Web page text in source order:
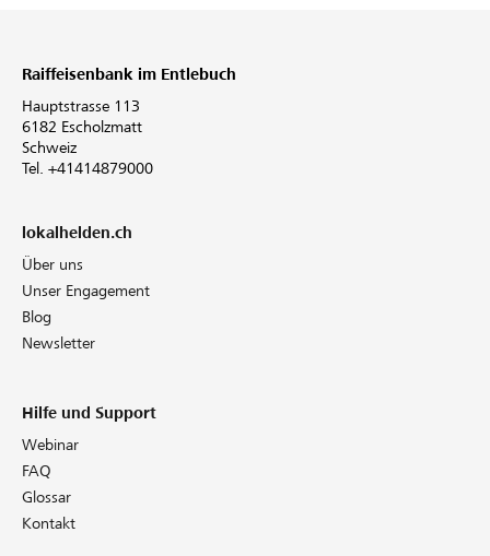
Raiffeisenbank im Entlebuch
Hauptstrasse 113
6182 Escholzmatt
Schweiz
Tel. +41414879000
lokalhelden.ch
Über uns
Unser Engagement
Blog
Newsletter
Hilfe und Support
Webinar
FAQ
Glossar
Kontakt